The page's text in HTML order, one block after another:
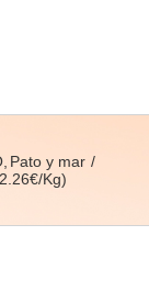
Pato y mar
Kg)